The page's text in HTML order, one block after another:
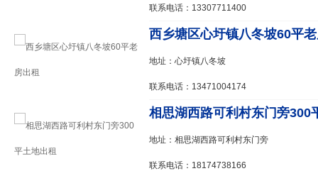
联系电话：13307711400
西乡塘区心圩镇八冬坡60平
地址：心圩镇八冬坡
联系电话：13471004174
相思湖西路可利村东门旁300
地址：相思湖西路可利村东门旁
联系电话：18174738166